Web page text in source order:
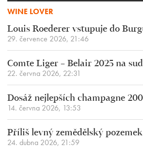
WINE LOVER
Louis Roederer vstupuje do
29. července 2026, 21:46
Comte Liger – Belair 2025 na
22. června 2026, 22:31
Dosáž nejlepších champagne
14. června 2026, 13:53
Příliš levný zemědělský pozemek
24. dubna 2026, 21:59